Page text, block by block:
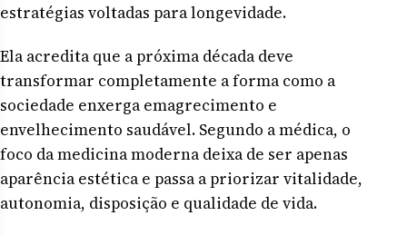
estratégias voltadas para longevidade.
Ela acredita que a próxima década deve
transformar completamente a forma como a
sociedade enxerga emagrecimento e
envelhecimento saudável. Segundo a médica, o
foco da medicina moderna deixa de ser apenas
aparência estética e passa a priorizar vitalidade,
autonomia, disposição e qualidade de vida.